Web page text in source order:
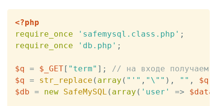
<?php
require_once
'safemysql.class.php' ;
require_once
'db.php' ;
$q = $_GET[ "term" ] ;
// на входе получаем
$q = str_replace ( array ( "'" , "\"" ) , "" , $q
$db = new SafeMySQL ( array ( 'user' =>